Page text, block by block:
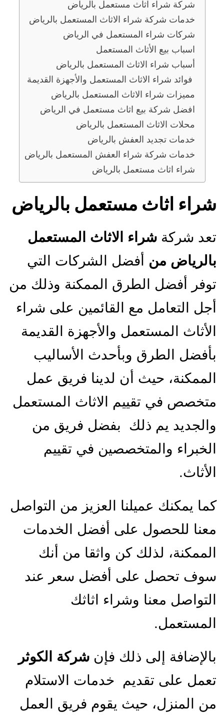
شركة شراء اثاث مستعمل بالرياض
خدمات شركة شراء الاثاث المستعمل بالرياض
شركات شراء المستعمل في الرياض
اسباب بيع الأثاث المستعمل
أسباب شراء الاثاث المستعمل بالرياض
فوائد شراء الاثاث المستعمل والأجهزة القديمة
مميزات شراء الاثاث المستعمل بالرياض
افضل شركة بيع اثاث مستعمل في الرياض
محلات الاثاث المستعمل بالرياض
خدمات تجديد العفش بالرياض
خدمات شركة شراء العفش المستعمل بالرياض
شراء اثاث مستعمل بالرياض
شراء اثاث مستعمل بالرياض
تعد شركة شراء الاثاث المستعمل
بالرياض من أفضل الشركات التي
توفر أفضل الطرق الممكنة وذلك من
أجل التعامل مع القائمين على شراء
الأثاث المستعمل والأجهزة القديمة
بأفضل الطرق وبأحدث الأساليب
الممكنة، حيث أن لدينا فريق عمل
متخصص في تقييم الاثاث المستعمل
والجديد يم ذلك بفضل فريق من
الخبراء والمتخصصين في تقييم
الأثاث.
كما يمكنك عميلنا العزيز من التواصل
معنا للحصول على أفضل الخدمات
الممكنة، لذلك كن واثقا من أنك
سوف تحصل على أفضل سعر عند
التواصل معنا وشراء اثاثك
المستعمل.
بالإضافة إلى ذلك فإن شركة الكوثر
تعمل على تقديم خدمات الاستلام
من المنزل، حيث يقوم فريق العمل